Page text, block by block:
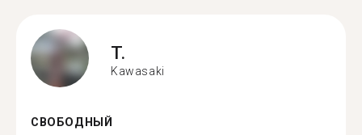
T.
Kawasaki
СВОБОДНЫЙ